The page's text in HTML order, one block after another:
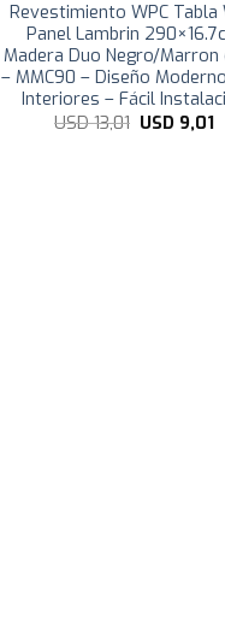
Revestimiento WPC Tabla
Panel Lambrin
Madera Duo Negro/Marron
– MMC90 – Diseño
Interiores – Fácil
USD13,01 El
USD 9,01El